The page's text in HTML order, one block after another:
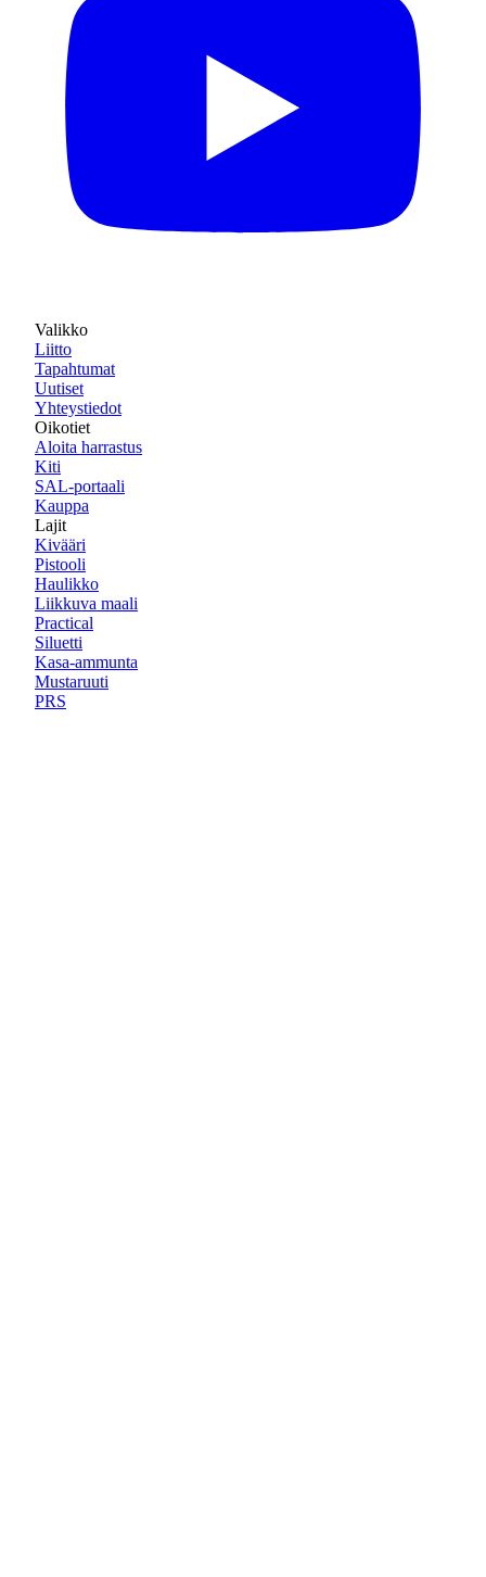
Valikko
Liitto
Tapahtumat
Uutiset
Yhteystiedot
Oikotiet
Aloita harrastus
Kiti
SAL-portaali
Kauppa
Lajit
Kivääri
Pistooli
Haulikko
Liikkuva maali
Practical
Siluetti
Kasa-ammunta
Mustaruuti
PRS